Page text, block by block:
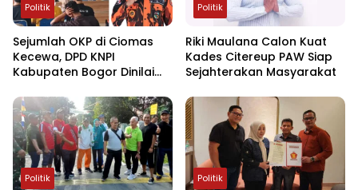
Politik
Sejumlah OKP di Ciomas
Kecewa, DPD KNPI
Kabupaten Bogor Dinilai
Intervensi Muscam
Politik
Riki Maulana Calon Kuat
Kades Citereup PAW Siap
Sejahterakan Masyarakat
Politik Politik